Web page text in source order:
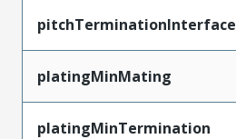
pitchTerminationInterface
platingMinMating
platingMinTermination